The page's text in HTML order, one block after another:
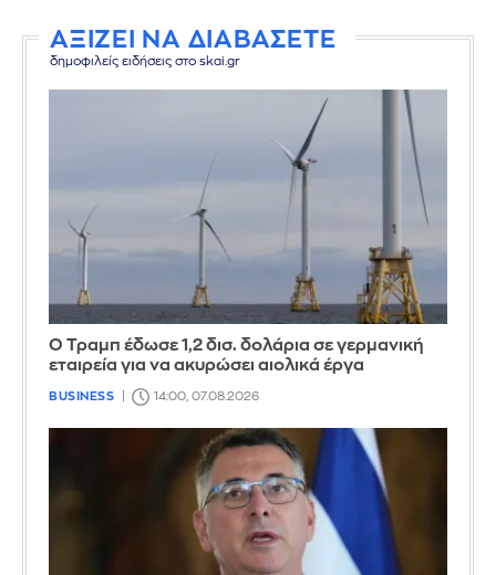
ΑΞΙΖΕΙ ΝΑ ΔΙΑΒΑΣΕΤΕ
δημοφιλείς ειδήσεις στο skai.gr
Ο Τραμπ έδωσε 1,2 δισ. δολάρια σε γερμανική
εταιρεία για να ακυρώσει αιολικά έργα
BUSINESS 14:00, 07.08.2026